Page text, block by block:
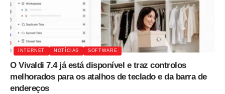
INTERNET NOTÍCIAS SOFTWARE
O Vivaldi 7.4 já está disponível e traz controlos
melhorados para os atalhos de teclado e da barra de
endereços